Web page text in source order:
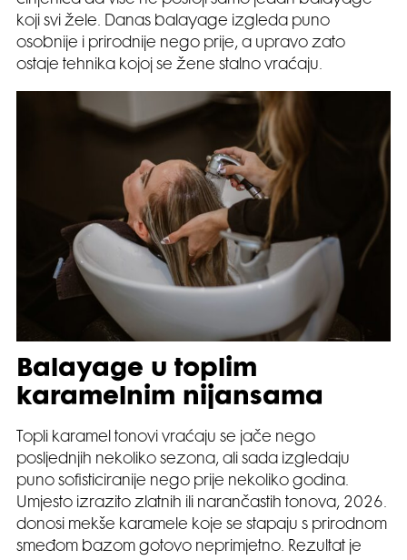
koji svi žele. Danas balayage izgleda puno
osobnije i prirodnije nego prije, a upravo zato
ostaje tehnika kojoj se žene stalno vraćaju.
Balayage u toplim
karamelnim nijansama
Topli karamel tonovi vraćaju se jače nego
posljednjih nekoliko sezona, ali sada izgledaju
puno sofisticiranije nego prije nekoliko godina.
Umjesto izrazito zlatnih ili narančastih tonova, 2026.
donosi mekše karamele koje se stapaju s prirodnom
smeđom bazom gotovo neprimjetno. Rezultat je